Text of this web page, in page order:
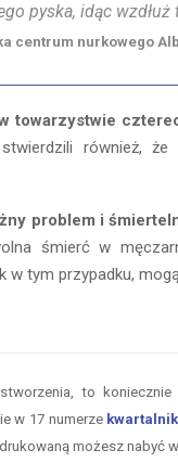
pyska, idąc wzdłuż
centrum nurkowego
towarzystwie
również, że
problem i
śmierć w
w tym przypadku,
to koniecznie
w 17 numerze
możesz nabyć